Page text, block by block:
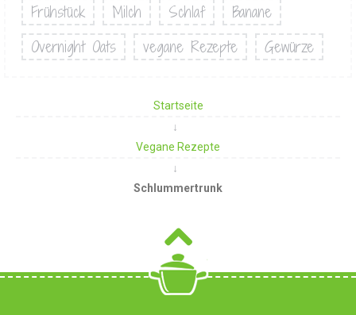
Frühstück Milch Schlaf
Banane
Overnight Oats
vegane Rezepte Gewürze
Startseite
Vegane Rezepte
Schlummertrunk